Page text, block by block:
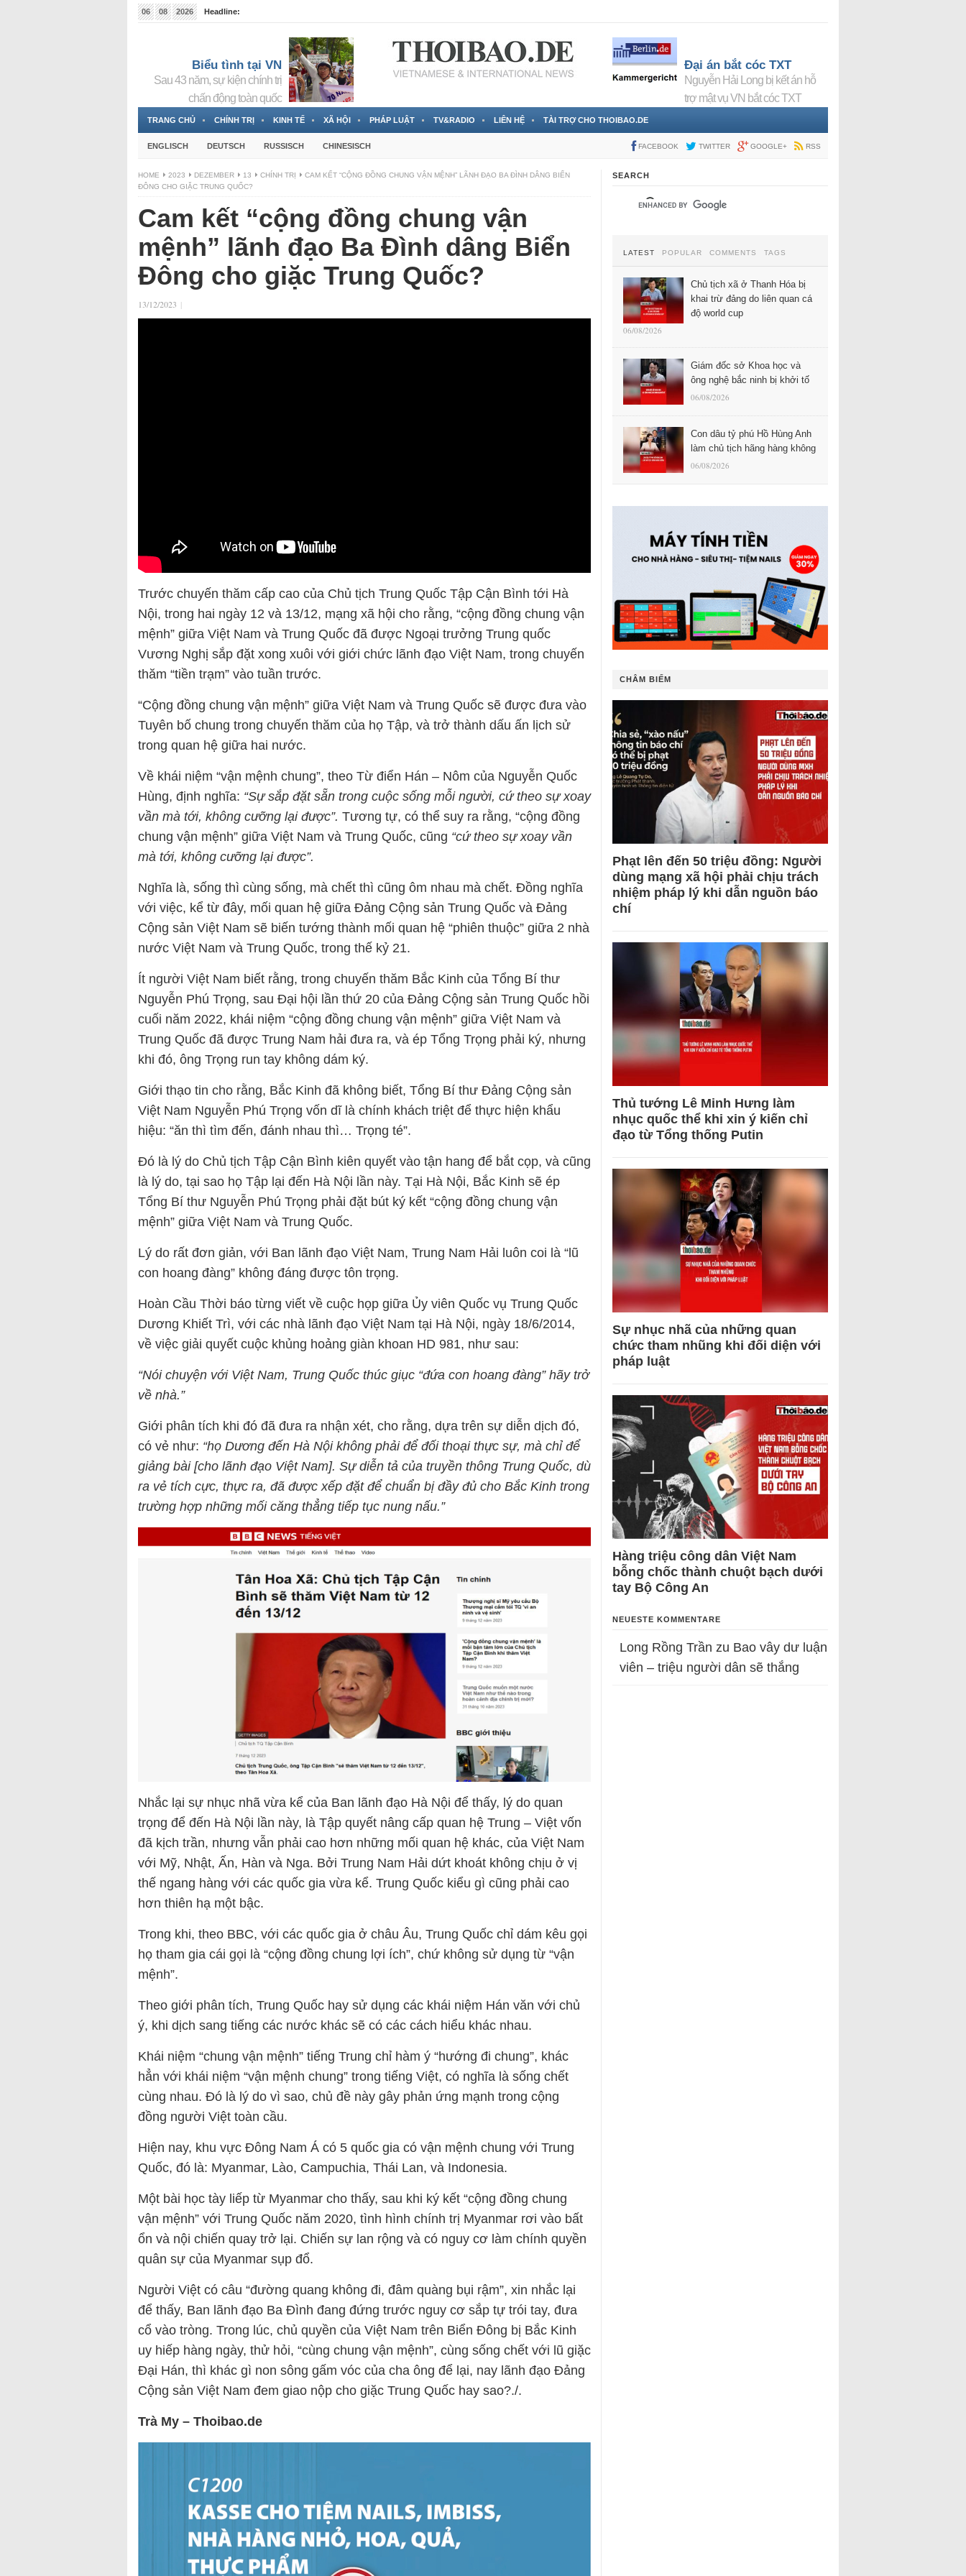
06 08 2026
Headline:
Biểu tình tại VN
Sau 43 năm, sự kiện chính trị
chấn động toàn quốc
Đại án bắt cóc TXT
Nguyễn Hải Long bị kết án hỗ
trợ mật vụ VN bắt cóc TXT
TRANG CHỦ CHÍNH TRỊ KINH TẾ XÃ HỘI PHÁP LUẬT TV&RADIO LIÊN HỆ TÀI TRỢ CHO THOIBAO.DE
ENGLISCH DEUTSCH RUSSISCH CHINESISCH FACEBOOK TWITTER GOOGLE+ RSS
HOME 2023 DEZEMBER 13 CHÍNH TRỊ
CAM KẾT “CỘNG ĐỒNG CHUNG VẬN MỆNH” LÃNH ĐẠO BA ĐÌNH DÂNG BIỂN
ĐÔNG CHO GIẶC TRUNG QUỐC?
Cam kết “cộng đồng chung vận
mệnh” lãnh đạo Ba Đình dâng Biển
Đông cho giặc Trung Quốc?
13/12/2023 |
Trước chuyến thăm cấp cao của Chủ tịch Trung Quốc Tập Cận Bình tới Hà
Nội, trong hai ngày 12 và 13/12, mạng xã hội cho rằng, “cộng đồng chung vận
mệnh” giữa Việt Nam và Trung Quốc đã được Ngoại trưởng Trung quốc
Vương Nghị sắp đặt xong xuôi với giới chức lãnh đạo Việt Nam, trong chuyến
thăm “tiền trạm” vào tuần trước.
“Cộng đồng chung vận mệnh” giữa Việt Nam và Trung Quốc sẽ được đưa vào
Tuyên bố chung trong chuyến thăm của họ Tập, và trở thành dấu ấn lịch sử
trong quan hệ giữa hai nước.
Về khái niệm “vận mệnh chung”, theo Từ điển Hán – Nôm của Nguyễn Quốc
Hùng, định nghĩa: “Sự sắp đặt sẵn trong cuộc sống mỗi người, cứ theo sự xoay
vần mà tới, không cưỡng lại được”. Tương tự, có thể suy ra rằng, “cộng đồng
chung vận mệnh” giữa Việt Nam và Trung Quốc, cũng “cứ theo sự xoay vần
mà tới, không cưỡng lại được”.
Nghĩa là, sống thì cùng sống, mà chết thì cũng ôm nhau mà chết. Đồng nghĩa
với việc, kể từ đây, mối quan hệ giữa Đảng Cộng sản Trung Quốc và Đảng
Cộng sản Việt Nam sẽ biến tướng thành mối quan hệ “phiên thuộc” giữa 2 nhà
nước Việt Nam và Trung Quốc, trong thế kỷ 21.
Ít người Việt Nam biết rằng, trong chuyến thăm Bắc Kinh của Tổng Bí thư
Nguyễn Phú Trọng, sau Đại hội lần thứ 20 của Đảng Cộng sản Trung Quốc hồi
cuối năm 2022, khái niệm “cộng đồng chung vận mệnh” giữa Việt Nam và
Trung Quốc đã được Trung Nam hải đưa ra, và ép Tổng Trọng phải ký, nhưng
khi đó, ông Trọng run tay không dám ký.
Giới thạo tin cho rằng, Bắc Kinh đã không biết, Tổng Bí thư Đảng Cộng sản
Việt Nam Nguyễn Phú Trọng vốn dĩ là chính khách triệt để thực hiện khẩu
hiệu: “ăn thì tìm đến, đánh nhau thì… Trọng té”.
Đó là lý do Chủ tịch Tập Cận Bình kiên quyết vào tận hang để bắt cọp, và cũng
là lý do, tại sao họ Tập lại đến Hà Nội lần này. Tại Hà Nội, Bắc Kinh sẽ ép
Tổng Bí thư Nguyễn Phú Trọng phải đặt bút ký kết “cộng đồng chung vận
mệnh” giữa Việt Nam và Trung Quốc.
Lý do rất đơn giản, với Ban lãnh đạo Việt Nam, Trung Nam Hải luôn coi là “lũ
con hoang đàng” không đáng được tôn trọng.
Hoàn Cầu Thời báo từng viết về cuộc họp giữa Ủy viên Quốc vụ Trung Quốc
Dương Khiết Trì, với các nhà lãnh đạo Việt Nam tại Hà Nội, ngày 18/6/2014,
về việc giải quyết cuộc khủng hoảng giàn khoan HD 981, như sau:
“Nói chuyện với Việt Nam, Trung Quốc thúc giục “đứa con hoang đàng” hãy trở
về nhà.”
Giới phân tích khi đó đã đưa ra nhận xét, cho rằng, dựa trên sự diễn dịch đó,
có vẻ như: “họ Dương đến Hà Nội không phải để đối thoại thực sự, mà chỉ để
giảng bài [cho lãnh đạo Việt Nam]. Sự diễn tả của truyền thông Trung Quốc, dù
ra vẻ tích cực, thực ra, đã được xếp đặt để chuẩn bị đầy đủ cho Bắc Kinh trong
trường hợp những mối căng thẳng tiếp tục nung nấu.”
Nhắc lại sự nhục nhã vừa kể của Ban lãnh đạo Hà Nội để thấy, lý do quan
trọng để đến Hà Nội lần này, là Tập quyết nâng cấp quan hệ Trung – Việt vốn
đã kịch trần, nhưng vẫn phải cao hơn những mối quan hệ khác, của Việt Nam
với Mỹ, Nhật, Ấn, Hàn và Nga. Bởi Trung Nam Hải dứt khoát không chịu ở vị
thế ngang hàng với các quốc gia vừa kể. Trung Quốc kiểu gì cũng phải cao
hơn thiên hạ một bậc.
Trong khi, theo BBC, với các quốc gia ở châu Âu, Trung Quốc chỉ dám kêu gọi
họ tham gia cái gọi là “cộng đồng chung lợi ích”, chứ không sử dụng từ “vận
mệnh”.
Theo giới phân tích, Trung Quốc hay sử dụng các khái niệm Hán văn với chủ
ý, khi dịch sang tiếng các nước khác sẽ có các cách hiểu khác nhau.
Khái niệm “chung vận mệnh” tiếng Trung chỉ hàm ý “hướng đi chung”, khác
hẳn với khái niệm “vận mệnh chung” trong tiếng Việt, có nghĩa là sống chết
cùng nhau. Đó là lý do vì sao, chủ đề này gây phản ứng mạnh trong cộng
đồng người Việt toàn cầu.
Hiện nay, khu vực Đông Nam Á có 5 quốc gia có vận mệnh chung với Trung
Quốc, đó là: Myanmar, Lào, Campuchia, Thái Lan, và Indonesia.
Một bài học tày liếp từ Myanmar cho thấy, sau khi ký kết “cộng đồng chung
vận mệnh” với Trung Quốc năm 2020, tình hình chính trị Myanmar rơi vào bất
ổn và nội chiến quay trở lại. Chiến sự lan rộng và có nguy cơ làm chính quyền
quân sự của Myanmar sụp đổ.
Người Việt có câu “đường quang không đi, đâm quàng bụi rậm”, xin nhắc lại
để thấy, Ban lãnh đạo Ba Đình đang đứng trước nguy cơ sắp tự trói tay, đưa
cổ vào tròng. Trong lúc, chủ quyền của Việt Nam trên Biển Đông bị Bắc Kinh
uy hiếp hàng ngày, thử hỏi, “cùng chung vận mệnh”, cùng sống chết với lũ giặc
Đại Hán, thì khác gì non sông gấm vóc của cha ông để lại, nay lãnh đạo Đảng
Cộng sản Việt Nam đem giao nộp cho giặc Trung Quốc hay sao?./.
Trà My – Thoibao.de
SEARCH
LATEST POPULAR COMMENTS TAGS
Chủ tịch xã ở Thanh Hóa bị
khai trừ đảng do liên quan cá
độ world cup
06/08/2026
Giám đốc sở Khoa học và
ông nghệ bắc ninh bị khởi tố
06/08/2026
Con dâu tỷ phú Hồ Hùng Anh
làm chủ tịch hãng hàng không
06/08/2026
CHÂM BIẾM
Phạt lên đến 50 triệu đồng: Người
dùng mạng xã hội phải chịu trách
nhiệm pháp lý khi dẫn nguồn báo
chí
Thủ tướng Lê Minh Hưng làm
nhục quốc thể khi xin ý kiến chỉ
đạo từ Tổng thống Putin
Sự nhục nhã của những quan
chức tham nhũng khi đối diện với
pháp luật
Hàng triệu công dân Việt Nam
bỗng chốc thành chuột bạch dưới
tay Bộ Công An
NEUESTE KOMMENTARE
Long Rồng Trần zu Bao vây dư luận
viên – triệu người dân sẽ thắng